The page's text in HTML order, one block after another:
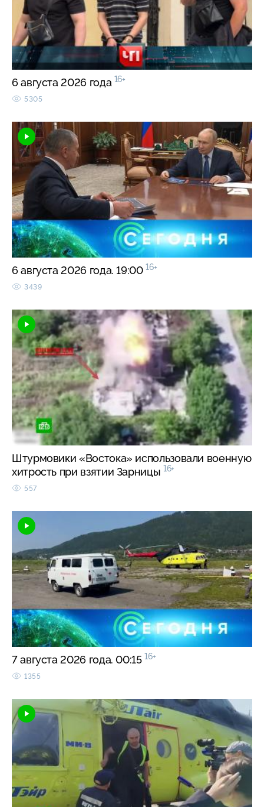
6 августа 2026 года 16+
5305
6 августа 2026 года. 19:00 16+
3439
Штурмовики «Востока» использовали военную
хитрость при взятии Зарницы 16+
557
7 августа 2026 года. 00:15 16+
1355